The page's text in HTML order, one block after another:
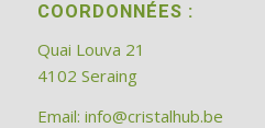
COORDONNÉES :
Quai Louva 21
4102 Seraing
Email: info@cristalhub.be